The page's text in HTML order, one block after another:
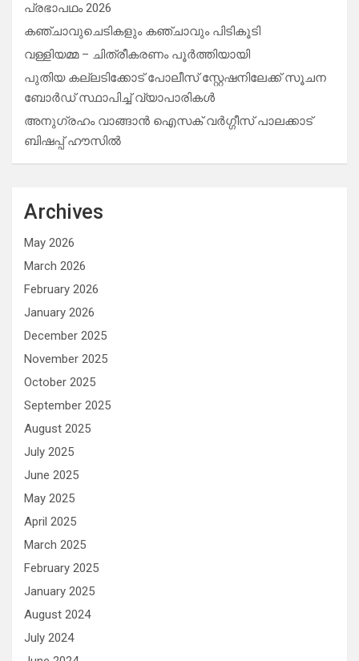
പ്രഭാപഥം 2026
കഞ്ചാവുചെടികളും കഞ്ചാവും പിടികൂടി
വള്ളിയമ്മ – ചിത്രീകരണം പൂർത്തിയായി
പുതിയ കല്ലടിക്കോട് പോലീസ് സ്റ്റേഷനിലേക്ക് സൂചന
ബോർഡ് സ്ഥാപിച്ച് വ്യാപാരികൾ
അനുഗ്രഹം വാങ്ങാൻ ഐസക് വര്‍ഗ്ഗീസ് പാലക്കാട്
ബിഷപ്പ് ഹൗസില്‍
Archives
May 2026
March 2026
February 2026
January 2026
December 2025
November 2025
October 2025
September 2025
August 2025
July 2025
June 2025
May 2025
April 2025
March 2025
February 2025
January 2025
August 2024
July 2024